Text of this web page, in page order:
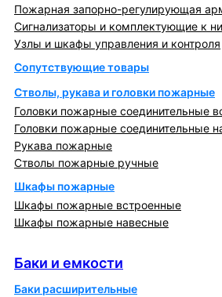
Пожарная запорно-регулирующая
Сигнализаторы и комплектующие к
Узлы и шкафы управления и контроля
Сопутствующие товары
Стволы, рукава и головки пожарные
Головки пожарные соединительные
Головки пожарные соединительные
Рукава пожарные
Стволы пожарные ручные
Шкафы пожарные
Шкафы пожарные встроенные
Шкафы пожарные навесные
Баки и емкости
Баки расширительные